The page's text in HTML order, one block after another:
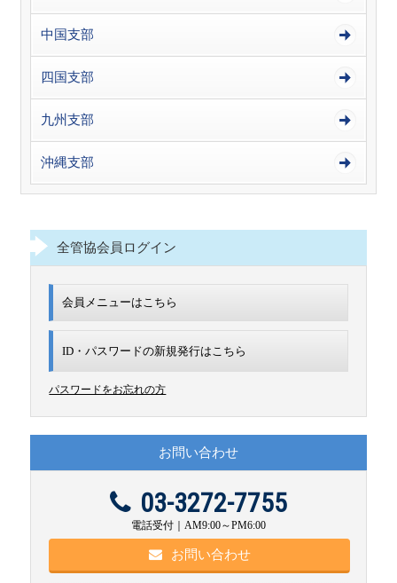
中国支部
四国支部
九州支部
沖縄支部
全管協会員ログイン
会員メニューはこちら
ID・パスワードの新規発行は こちら
パスワードをお忘れの方
お問い合わせ
03-3272-7755
電話受付｜AM9:00～PM6:00
お問い合わせ